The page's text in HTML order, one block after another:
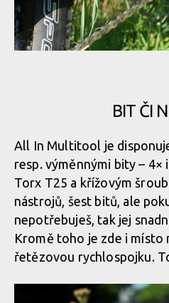
Test: All In Multitool - zasunutí a
BIT ČI
All In Multitool je
resp. výměnnými bity – 4×
Torx T25 a křížovým
nástrojů, šest bitů, ale
nepotřebuješ, tak jej
Kromě toho je zde i místo
řetězovou rychlospojku.